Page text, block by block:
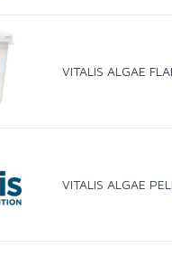
VITALIS ALGAE
VITALIS ALGAE